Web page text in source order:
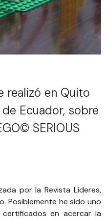
realizó en Quito
Ecuador, sobre
SERIOUS
por laRevista Líderes,
. Posiblemente he sido uno
en acercar la